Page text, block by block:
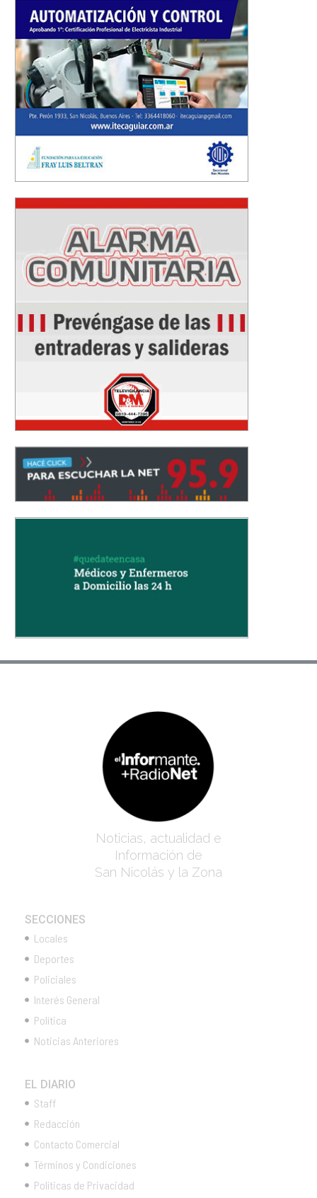
Noticias, actualidad e
Información de
San Nicolás y la Zona
SECCIONES
Locales
Deportes
Policiales
Interés General
Política
Noticias Anteriores
EL DIARIO
Staff
Redacción
Contacto Comercial
Términos y Condiciones
Políticas de Privacidad